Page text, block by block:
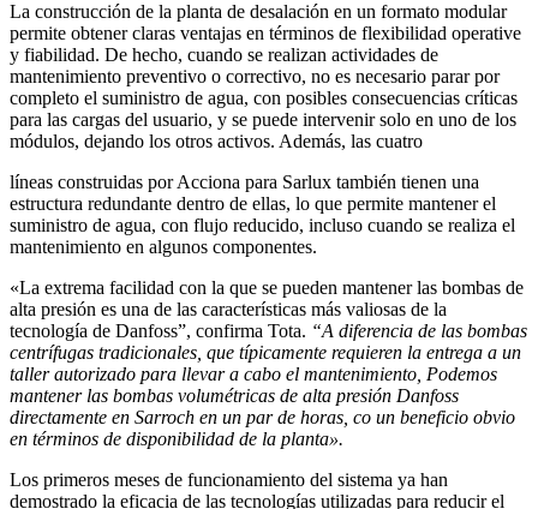
La construcción de la planta de desalación en un formato modular
permite obtener claras ventajas en términos de flexibilidad operative
y fiabilidad. De hecho, cuando se realizan actividades de
mantenimiento preventivo o correctivo, no es necesario parar por
completo el suministro de agua, con posibles consecuencias críticas
para las cargas del usuario, y se puede intervenir solo en uno de los
módulos, dejando los otros activos. Además, las cuatro
líneas construidas por Acciona para Sarlux también tienen una
estructura redundante dentro de ellas, lo que permite mantener el
suministro de agua, con flujo reducido, incluso cuando se realiza el
mantenimiento en algunos componentes.
«La extrema facilidad con la que se pueden mantener las bombas de
alta presión es una de las características más valiosas de la
tecnología de Danfoss”, confirma Tota. “A diferencia de las bombas
centrífugas tradicionales, que típicamente requieren la entrega a un
taller autorizado para llevar a cabo el mantenimiento, Podemos
mantener las bombas volumétricas de alta presión Danfoss
directamente en Sarroch en un par de horas, co un beneficio obvio
en términos de disponibilidad de la planta».
Los primeros meses de funcionamiento del sistema ya han
demostrado la eficacia de las tecnologías utilizadas para reducir el